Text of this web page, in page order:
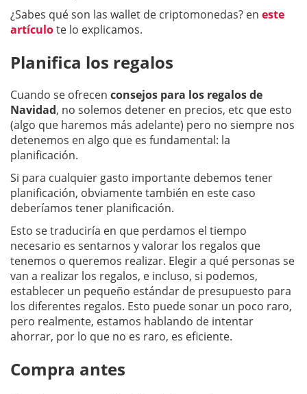
¿Sabes qué son las wallet de criptomonedas? en este
artículote lo explicamos.
Planifica los regalos
Cuando se ofrecen consejos para los regalos de
Navidad, no solemos detener en precios, etc que esto
(algo que haremos más adelante) pero no siempre nos
detenemos en algo que es fundamental: la
planificación.
Si para cualquier gasto importante debemos tener
planificación, obviamente también en este caso
deberíamos tener planificación.
Esto se traduciría en que perdamos el tiempo
necesario es sentarnos y valorar los regalos que
tenemos o queremos realizar. Elegir a qué personas se
van a realizar los regalos, e incluso, si podemos,
establecer un pequeño estándar de presupuesto para
los diferentes regalos. Esto puede sonar un poco raro,
pero realmente, estamos hablando de intentar
ahorrar, por lo que no es raro, es eficiente.
Compra antes